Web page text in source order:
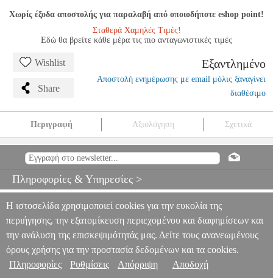
Χωρίς έξοδα αποστολής για παραλαβή από οποιοδήποτε eshop point!
Σταθερά Χαμηλές Τιμές!
Εδώ θα βρείτε κάθε μέρα τις πιο ανταγωνιστικές τιμές
Wishlist
Share
Εξαντλημένο
Αποστολή ενημέρωσης με email μόλις ξαναγίνει
διαθέσιμο
Περιγραφή Αξιολόγηση Σχετικά
MSC.608607 MSC.608607 ΕΚΔΟΣΕΙΣ ΡΩΜΑΝΟΣ - ΦΙΛΙΠΠΟΣ
ΜΟΥΣΙΚΑ ΒΙΒΛΙΑ ΕΛΛΗΝΙΚΟΥ ΤΡΑΓΟΥΔΙΟΥ
ΜΙΚΗΣ - ΜΙΑ ΘΑΛΑΣΣΑ ΓΕΜΑΤΗ ΜΟΥΣΙΚΗ
0
Πληροφορίες & Υπηρεσίες >
Η ιστοσελίδα χρησιμοποιεί cookies για την ευκολία της
περιήγησης, την εξατομίκευση περιεχομένου και διαφημίσεων και
την ανάλυση της επισκεψιμότητάς μας. Δείτε τους ανανεωμένους
όρους χρήσης για την προστασία δεδομένων και τα cookies.
Πληροφορίες
Ρυθμίσεις Απόρριψη Αποδοχή